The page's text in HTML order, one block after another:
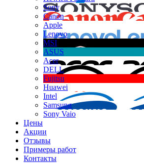
Sony
Canon
Apple
Lenovo
MSI
ASUS
Acer
DELL
Fujitsu
Huawei
Intel
Samsung
Sony Vaio
Цены
Акции
Отзывы
Примеры работ
Контакты